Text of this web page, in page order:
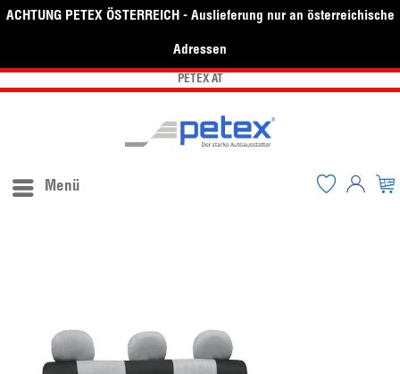
ACHTUNG PETEX ÖSTERREICH - Auslieferung nur an österreichische
Adressen
PETEX AT
Menü